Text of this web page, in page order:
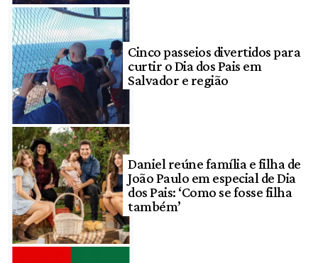
Cinco passeios divertidos para
curtir o Dia dos Pais em
Salvador e região
Daniel reúne família e filha de
João Paulo em especial de Dia
dos Pais: ‘Como se fosse filha
também’